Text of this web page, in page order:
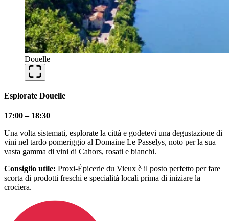
Douelle
Esplorate Douelle
17:00 – 18:30
Una volta sistemati, esplorate la città e godetevi una degustazione di
vini nel tardo pomeriggio al Domaine Le Passelys, noto per la sua
vasta gamma di vini di Cahors, rosati e bianchi.
Consiglio utile: Proxi-Épicerie du Vieux è il posto perfetto per fare
scorta di prodotti freschi e specialità locali prima di iniziare la
crociera.